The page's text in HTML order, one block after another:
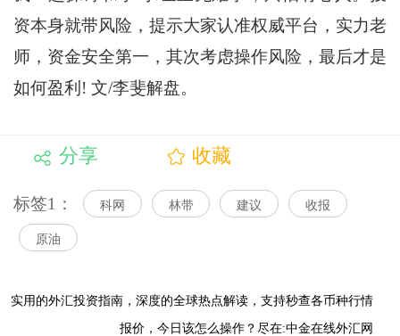
资本身就带风险，提示大家认准权威平台，实力老
师，资金安全第一，其次考虑操作风险，最后才是
如何盈利! 文/李斐解盘。
分享 收藏
标签1： 科网 林带 建议 收报
原油
实用的外汇投资指南， 深度的全球热点解读， 支持秒查各币种行情
报价，今日该怎么操作？尽在:中金在线外汇网